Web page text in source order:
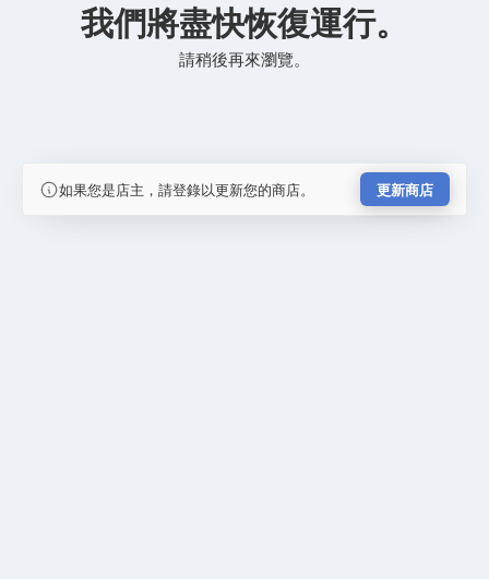
我們將盡快恢復運行。
請稍後再來瀏覽。
如果您是店主，請登錄以更新您的商店。 更新商店